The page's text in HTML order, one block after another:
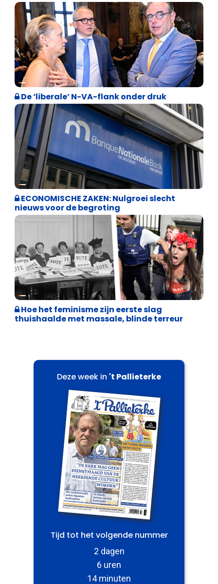
Binnenland politiek
De ‘liberale’ N-VA-flank onder druk
Binnenland politiek
ECONOMISCHE ZAKEN: Nulgroei slecht
nieuws voor de begroting
Cultuuroorlog
Hoe het feminisme zijn eerste slag
thuishaalde met massale, blinde terreur
Deze week in 't Pallieterke
Tijd tot het volgende nummer
2 dagen
6 uren
14 minuten